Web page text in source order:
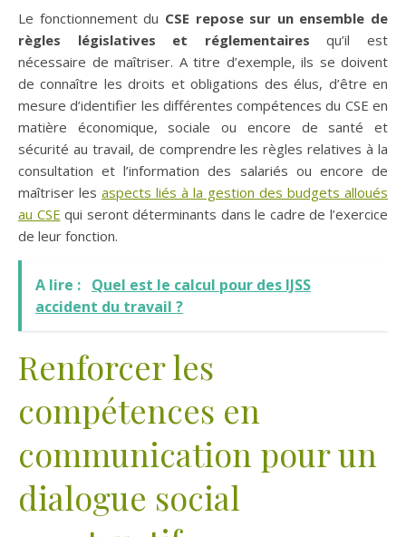
Le fonctionnement du CSE repose sur un ensemble de
règles législatives et réglementaires qu’il est
nécessaire de maîtriser. A titre d’exemple, ils se doivent
de connaître les droits et obligations des élus, d’être en
mesure d’identifier les différentes compétences du CSE en
matière économique, sociale ou encore de santé et
sécurité au travail, de comprendre les règles relatives à la
consultation et l’information des salariés ou encore de
maîtriser les aspects liés à la gestion des budgets alloués
au CSE qui seront déterminants dans le cadre de l’exercice
de leur fonction.
A lire : Quel est le calcul pour des IJSS
accident du travail ?
Renforcer les
compétences en
communication pour un
dialogue social